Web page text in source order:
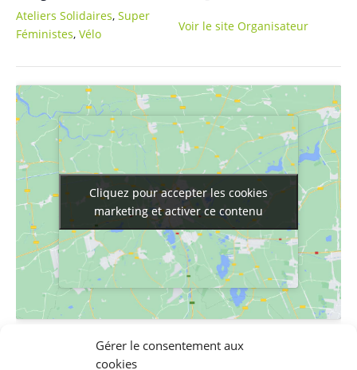
Gérer le consentement aux
cookies
Ateliers Solidaires, Super
Féministes, Vélo
Voir le site Organisateur
Cliquez pour accepter les cookies
marketing et activer ce contenu
Cliquez pour accepter les cookies
marketing et activer ce contenu